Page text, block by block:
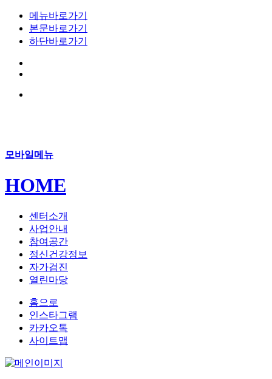
메뉴바로가기
본문바로가기
하단바로가기
모바일메뉴
HOME
센터소개
사업안내
참여공간
정신건강정보
자가검진
열린마당
홈으로
인스타그램
카카오톡
사이트맵